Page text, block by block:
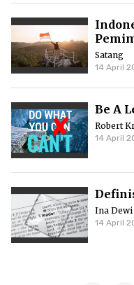
Satang
14 April
Be A
Robert
14 April
Ina Dewi
14 April